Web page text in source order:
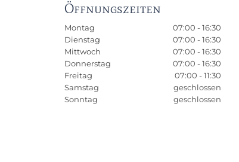
Öffnungszeiten
Montag
07:00 - 16:30
Dienstag
07:00 - 16:30
Mittwoch
07:00 - 16:30
Donnerstag
07:00 - 16:30
Freitag
07:00 - 11:30
Samstag
geschlossen
Sonntag
geschlossen